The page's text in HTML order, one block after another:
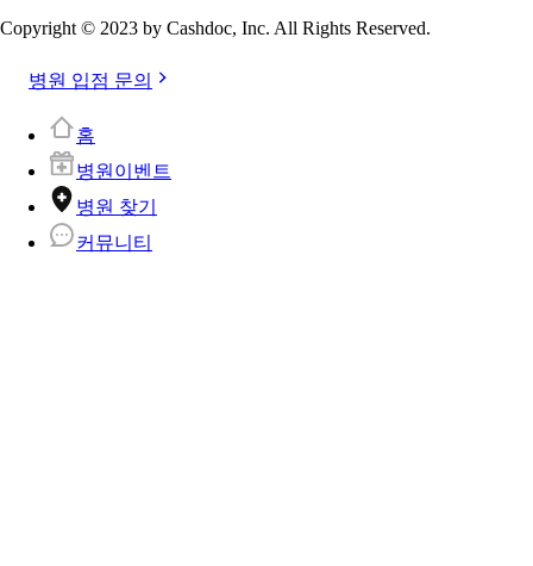
Copyright © 2023 by Cashdoc, Inc. All Rights Reserved.
병원 입점 문의
홈
병원이벤트
병원 찾기
커뮤니티